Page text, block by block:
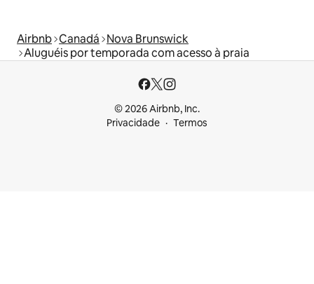
Airbnb Canadá Nova Brunswick
Aluguéis por temporada com acesso à praia
© 2026 Airbnb, Inc.
Privacidade
Termos